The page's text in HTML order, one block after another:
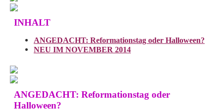
INHALT
ANGEDACHT: Reformationstag oder Halloween?
NEU IM NOVEMBER 2014
ANGEDACHT: Reformationstag oder
Halloween?